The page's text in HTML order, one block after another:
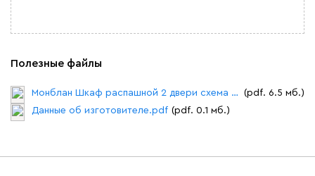
Полезные файлы
Монблан Шкаф распашной 2 двери схема сборки.pdf
(pdf. 6.5 мб.)
Данные об изготовителе.pdf (pdf. 0.1 мб.)